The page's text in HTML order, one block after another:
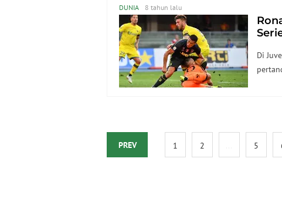
DUNIA 8 tahun lalu
Di
PREV 1 2 5